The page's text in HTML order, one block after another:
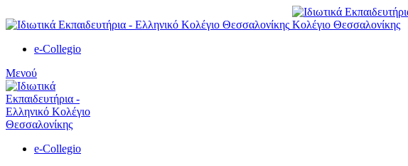
e-Collegio
Μενού
e-Collegio